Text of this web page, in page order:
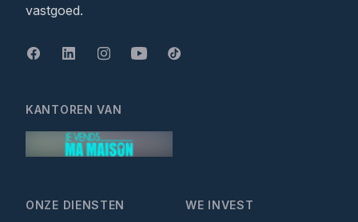
vastgoed.
ONZE DIENSTEN WE INVEST
KANTOREN VAN